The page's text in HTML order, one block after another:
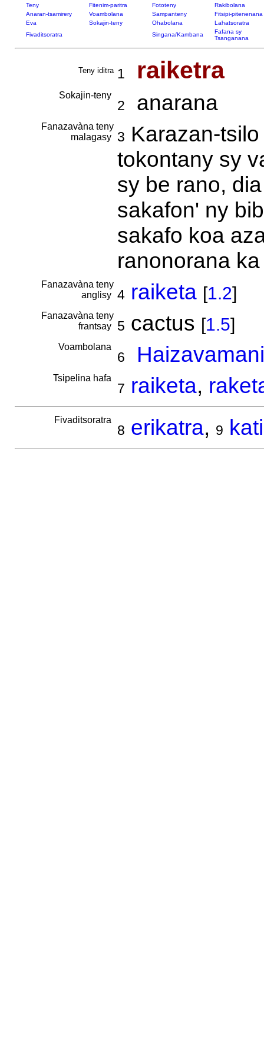
Teny Fitenim-paritra Fototeny
Rakibolana
Anaran-tsamirery
Voambolana Sampanteny
Fitsipi-pitenenana
Eva
Sokajin-teny Ohabolana
Lahatsoratra
Fivaditsoratra
Singana/Kambana
Fafana sy
Tsanganana
Teny iditra 1 raiketra
Sokajin-teny
2 anarana
Fanazavàna teny
malagasy
3 Karazan-
tokontany sy
sy be rano,
sakafon' ny
sakafo koa
ranonorana
Fanazavàna teny
anglisy 4 raiketa [1.2]
Fanazavàna teny
frantsay
5 cactus [1.5]
Voambolana
6
Tsipelina hafa
7 raiketa,
Fivaditsoratra
8 erikatra, 9